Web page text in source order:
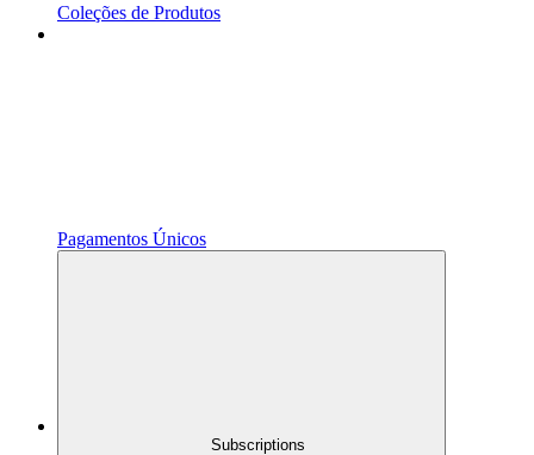
Coleções de Produtos
Pagamentos Únicos
Subscriptions